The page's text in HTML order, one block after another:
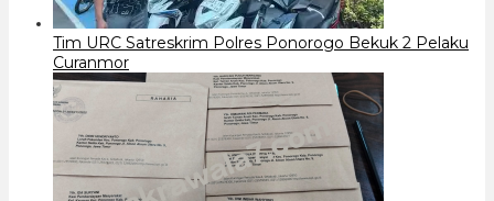
Tim URC Satreskrim Polres Ponorogo Bekuk 2 Pelaku
Curanmor